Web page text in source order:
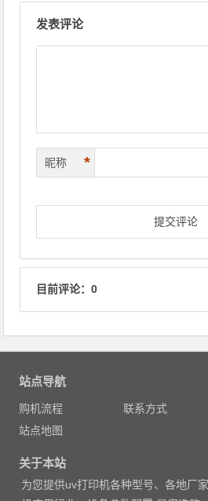
发表评论
昵称 *
目前评论：0
站点导航
购机流程 联系方式
站点地图
关于本站
为您提供uv打印机各种型号、各地厂